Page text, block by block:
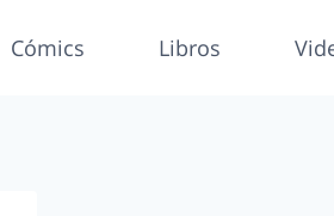
Cómics Libros